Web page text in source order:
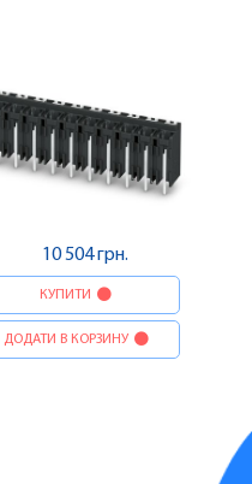
10 504 грн.
КУПИТИ
ДОДАТИ В КОРЗИНУ